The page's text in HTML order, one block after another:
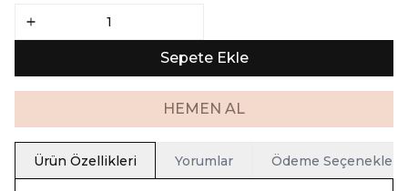
Sepete Ekle
HEMEN AL
Ürün Özellikleri Yorumlar Ödeme Seçenekleri